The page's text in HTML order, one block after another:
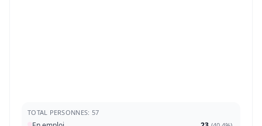
TOTAL PERSONNES: 57